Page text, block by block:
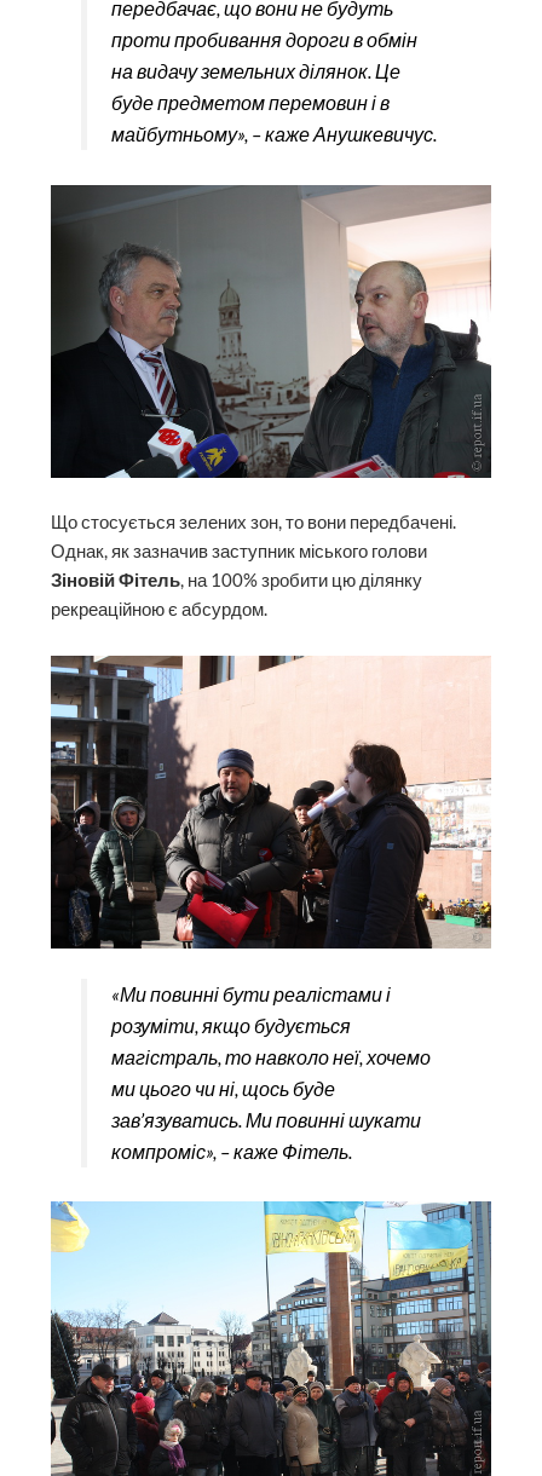
передбачає, що вони не будуть
проти пробивання дороги в обмін
на видачу земельних ділянок. Це
буде предметом перемовин і в
майбутньому», – каже Анушкевичус.
Що стосується зелених зон, то вони передбачені.
Однак, як зазначив заступник міського голови
Зіновій Фітель, на 100% зробити цю ділянку
рекреаційною є абсурдом.
«Ми повинні бути реалістами і
розуміти, якщо будується
магістраль, то навколо неї, хочемо
ми цього чи ні, щось буде
зав’язуватись. Ми повинні шукати
компроміс», – каже Фітель.